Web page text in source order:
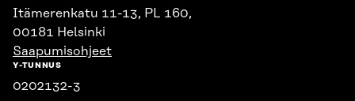
Itämerenkatu 11-13, PL 160,
00181 Helsinki
Saapumisohjeet
Y-TUNNUS
0202132-3